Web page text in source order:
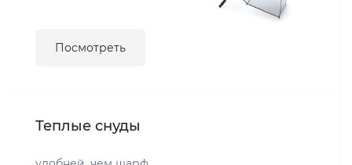
Посмотреть
Теплые снуды